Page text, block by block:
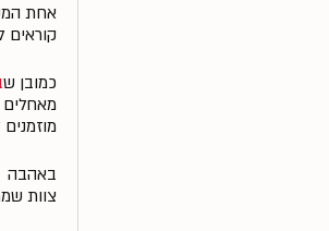
אחת
קוראים
כמובן ש
מאחלים
באהבה
צוות